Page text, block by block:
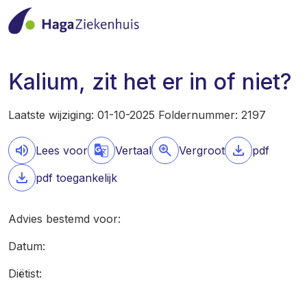
Kalium, zit het er in of niet?
Laatste wijziging: 01-10-2025 Foldernummer: 2197
Lees voor Vertaal Vergroot
pdf
pdf toegankelijk
Advies bestemd voor:
Datum:
Diëtist: